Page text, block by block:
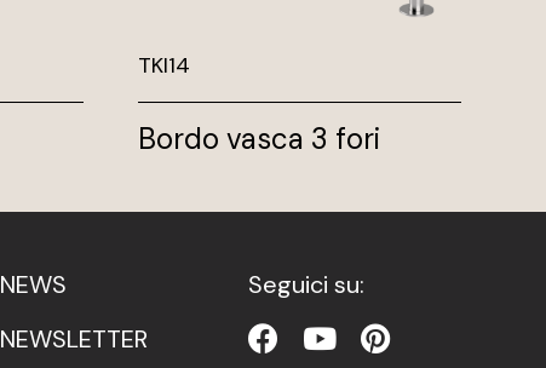
TKI14
Bordo vasca 3 fori
NEWS
NEWSLETTER
Seguici su: